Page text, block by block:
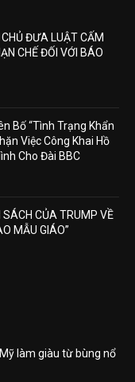
ĐƯA LUẬT CẤM
CHẾ ĐỐI VỚI BÁO
Bố “Tình Trạng Khẩn
Việc Công Khai Hồ
Cho Đài BBC
SÁCH CỦA TRUMP VỀ
MẪU GIÁO”
làm giàu từ bùng nổ